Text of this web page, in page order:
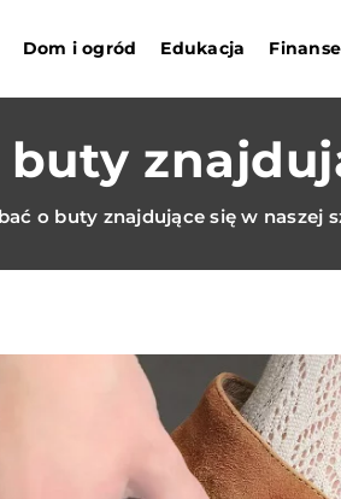
Dom i ogród Edukacja
o buty znajdujące się w naszej